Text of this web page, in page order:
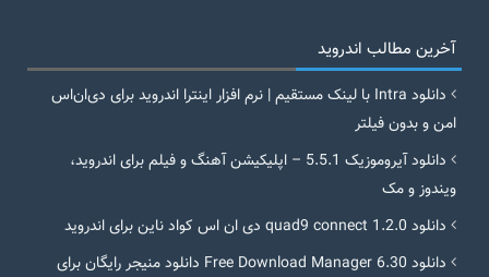
آخرین مطالب اندروید
دانلود Intra با لینک مستقیم | نرم افزار اینترا اندروید برای دی‌ان‌اس
امن و بدون فیلتر
دانلود آیروموزیک 5.5.1 – اپلیکیشن آهنگ و فیلم برای اندروید،
ویندوز و مک
دانلود quad9 connect 1.2.0 دی ان اس کواد ناین برای اندروید
دانلود Free Download Manager 6.30 دانلود منیجر رایگان برای